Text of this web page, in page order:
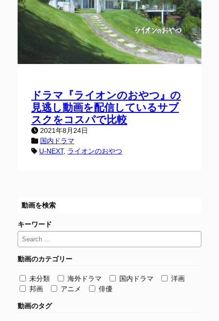
ドラマ『ライオンのおやつ』の
見逃し動画を配信しているサブ
スクをコスパで比較
2021年8月24日
国内ドラマ
U-NEXT, ライオンのおやつ
動画を検索
キーワード
動画のカテゴリー
未分類 海外ドラマ 国内ドラマ
洋画
邦画
アニメ 俳優
動画のタグ